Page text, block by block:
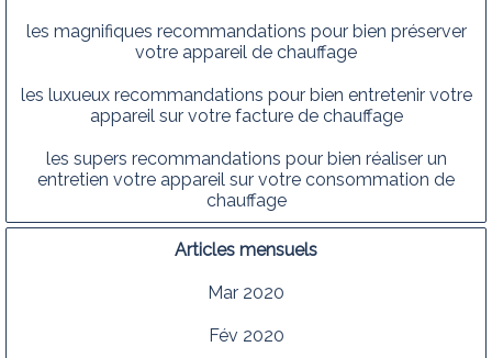
les magnifiques recommandations pour bien préserver
votre appareil de chauffage
les luxueux recommandations pour bien entretenir votre
appareil sur votre facture de chauffage
les supers recommandations pour bien réaliser un
entretien votre appareil sur votre consommation de
chauffage
Articles mensuels
Mar 2020
Fév 2020